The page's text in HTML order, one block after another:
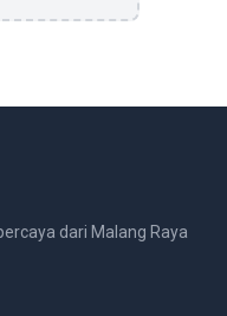
dari Malang Raya